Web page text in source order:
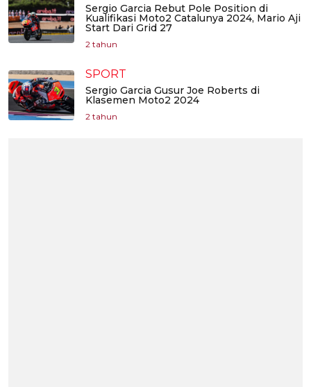
Sergio Garcia Rebut Pole Position di
Kualifikasi Moto2 Catalunya 2024, Mario Aji
Start Dari Grid 27
2 tahun
SPORT
Sergio Garcia Gusur Joe Roberts di
Klasemen Moto2 2024
2 tahun